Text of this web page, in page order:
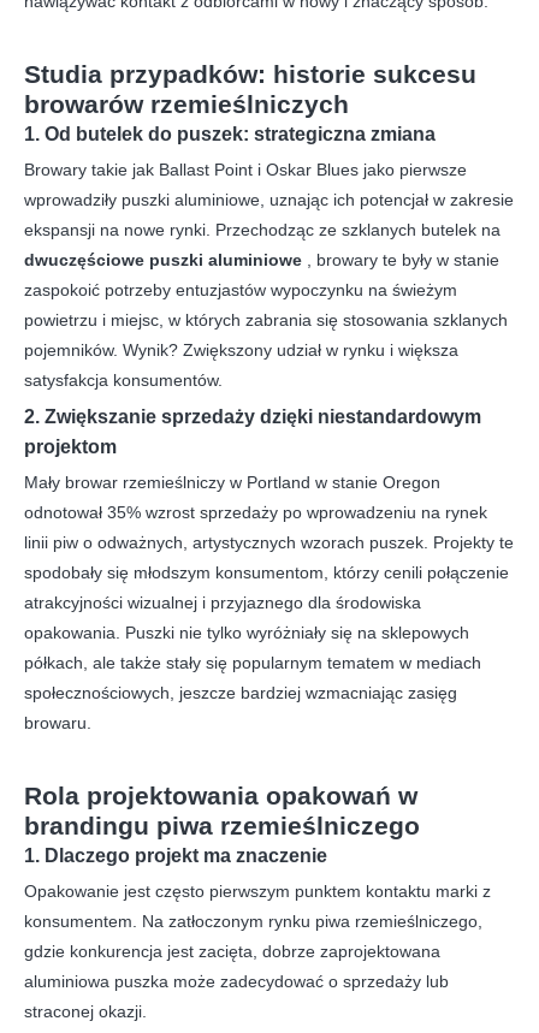
Studia przypadków: historie sukcesu
browarów rzemieślniczych
1. Od butelek do puszek: strategiczna zmiana
Browary takie jak Ballast Point i Oskar Blues jako pierwsze
wprowadziły puszki aluminiowe, uznając ich potencjał w zakresie
ekspansji na nowe rynki. Przechodząc ze szklanych butelek na
dwuczęściowe puszki aluminiowe
, browary te były w stanie
zaspokoić potrzeby entuzjastów wypoczynku na świeżym
powietrzu i miejsc, w których zabrania się stosowania szklanych
pojemników. Wynik? Zwiększony udział w rynku i większa
satysfakcja konsumentów.
2. Zwiększanie sprzedaży dzięki niestandardowym
projektom
Mały browar rzemieślniczy w Portland w stanie Oregon
odnotował 35% wzrost sprzedaży po wprowadzeniu na rynek
linii piw o odważnych, artystycznych wzorach puszek. Projekty te
spodobały się młodszym konsumentom, którzy cenili połączenie
atrakcyjności wizualnej i przyjaznego dla środowiska
opakowania. Puszki nie tylko wyróżniały się na sklepowych
półkach, ale także stały się popularnym tematem w mediach
społecznościowych, jeszcze bardziej wzmacniając zasięg
browaru.
Rola projektowania opakowań w
brandingu piwa rzemieślniczego
1. Dlaczego projekt ma znaczenie
Opakowanie jest często pierwszym punktem kontaktu marki z
konsumentem. Na zatłoczonym rynku piwa rzemieślniczego,
gdzie konkurencja jest zacięta, dobrze zaprojektowana
aluminiowa puszka może zadecydować o sprzedaży lub
straconej okazji.